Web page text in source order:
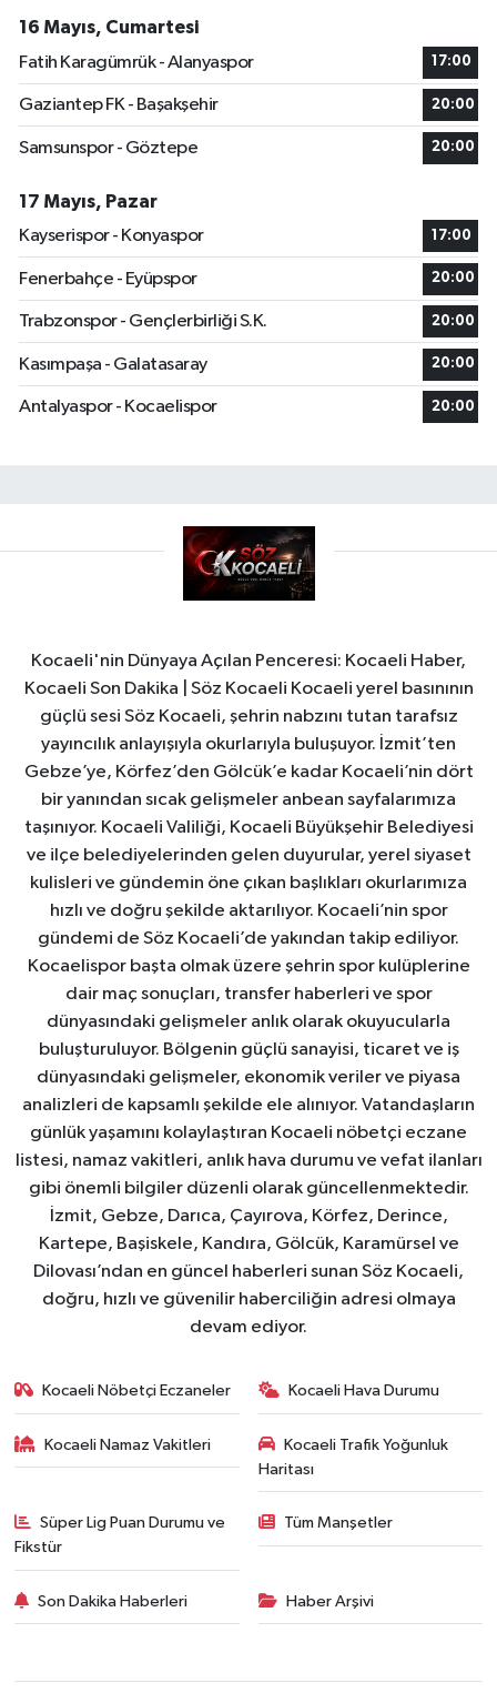
16 Mayıs, Cumartesi
Fatih Karagümrük - Alanyaspor
17:00
Gaziantep FK - Başakşehir 20:00
Samsunspor - Göztepe 20:00
17 Mayıs, Pazar
Kayserispor - Konyaspor
17:00
Fenerbahçe - Eyüpspor 20:00
Trabzonspor - Gençlerbirliği S.K. 20:00
Kasımpaşa - Galatasaray 20:00
Antalyaspor - Kocaelispor 20:00
Kocaeli'nin Dünyaya Açılan Penceresi: Kocaeli Haber,
Kocaeli Son Dakika | Söz Kocaeli Kocaeli yerel basınının
güçlü sesi Söz Kocaeli, şehrin nabzını tutan tarafsız
yayıncılık anlayışıyla okurlarıyla buluşuyor. İzmit’ten
Gebze’ye, Körfez’den Gölcük’e kadar Kocaeli’nin dört
bir yanından sıcak gelişmeler anbean sayfalarımıza
taşınıyor. Kocaeli Valiliği, Kocaeli Büyükşehir Belediyesi
ve ilçe belediyelerinden gelen duyurular, yerel siyaset
kulisleri ve gündemin öne çıkan başlıkları okurlarımıza
hızlı ve doğru şekilde aktarılıyor. Kocaeli’nin spor
gündemi de Söz Kocaeli’de yakından takip ediliyor.
Kocaelispor başta olmak üzere şehrin spor kulüplerine
dair maç sonuçları, transfer haberleri ve spor
dünyasındaki gelişmeler anlık olarak okuyucularla
buluşturuluyor. Bölgenin güçlü sanayisi, ticaret ve iş
dünyasındaki gelişmeler, ekonomik veriler ve piyasa
analizleri de kapsamlı şekilde ele alınıyor. Vatandaşların
günlük yaşamını kolaylaştıran Kocaeli nöbetçi eczane
listesi, namaz vakitleri, anlık hava durumu ve vefat ilanları
gibi önemli bilgiler düzenli olarak güncellenmektedir.
İzmit, Gebze, Darıca, Çayırova, Körfez, Derince,
Kartepe, Başiskele, Kandıra, Gölcük, Karamürsel ve
Dilovası’ndan en güncel haberleri sunan Söz Kocaeli,
doğru, hızlı ve güvenilir haberciliğin adresi olmaya
devam ediyor.
Kocaeli Nöbetçi Eczaneler Kocaeli Hava Durumu
Kocaeli Namaz Vakitleri
Kocaeli Trafik Yoğunluk
Haritası
Süper Lig Puan Durumu ve
Fikstür
Tüm Manşetler
Son Dakika Haberleri Haber Arşivi